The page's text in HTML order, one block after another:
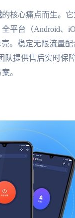
的核心痛点而生。
平台（Android、
。稳定无限流量
队提供售后实时保
。